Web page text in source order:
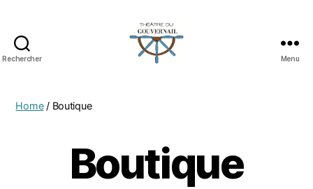
Rechercher Menu
Home/ Boutique
Boutique